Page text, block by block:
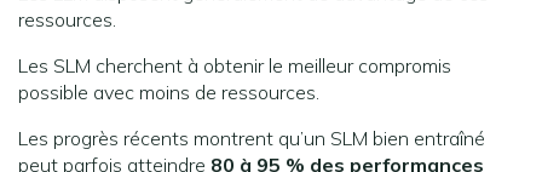
ressources.
Les SLM cherchent à obtenir le meilleur compromis
possible avec moins de ressources.
Les progrès récents montrent qu’un SLM bien entraîné
peut parfois atteindre 80 à 95 % des performances